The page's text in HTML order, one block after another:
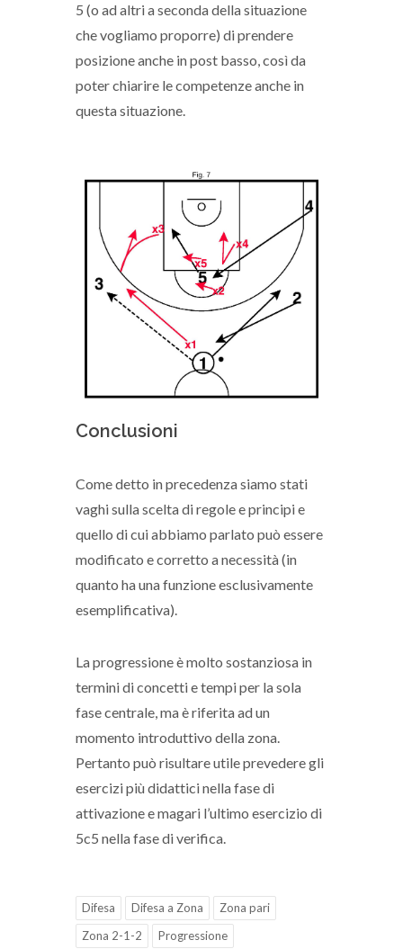
5 (o ad altri a seconda della situazione
che vogliamo proporre) di prendere
posizione anche in post basso, così da
poter chiarire le competenze anche in
questa situazione.
Conclusioni
Come detto in precedenza siamo stati
vaghi sulla scelta di regole e principi e
quello di cui abbiamo parlato può essere
modificato e corretto a necessità (in
quanto ha una funzione esclusivamente
esemplificativa).
La progressione è molto sostanziosa in
termini di concetti e tempi per la sola
fase centrale, ma è riferita ad un
momento introduttivo della zona.
Pertanto può risultare utile prevedere gli
esercizi più didattici nella fase di
attivazione e magari l’ultimo esercizio di
5c5 nella fase di verifica.
Difesa Difesa a Zona
Zona pari
Zona 2-1-2
Progressione